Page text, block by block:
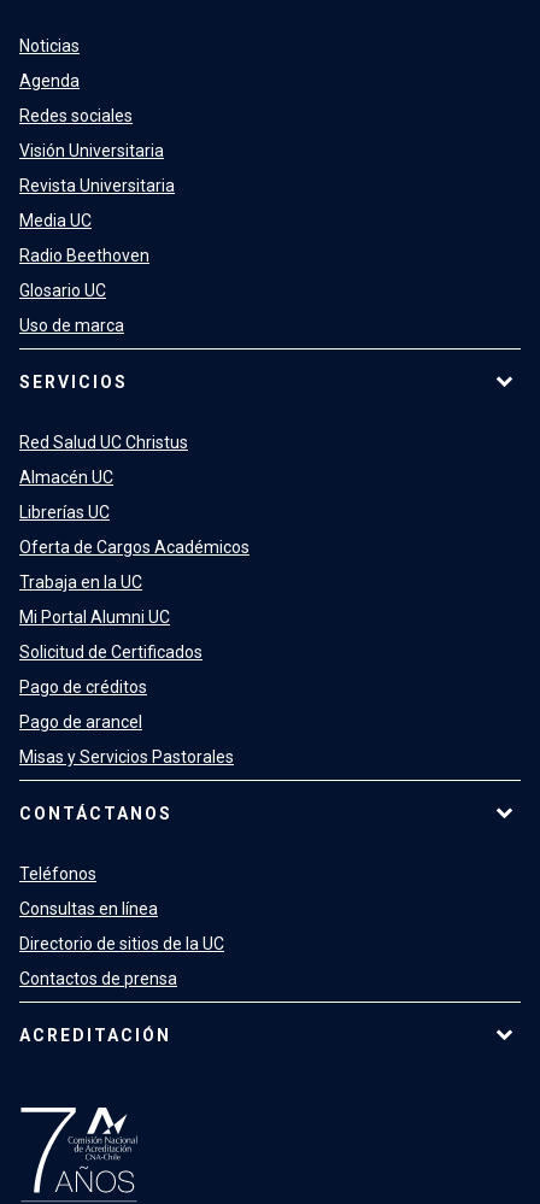
Noticias
Agenda
Redes sociales
Visión Universitaria
Revista Universitaria
Media UC
Radio Beethoven
Glosario UC
Uso de marca
SERVICIOS
Red Salud UC Christus
Almacén UC
Librerías UC
Oferta de Cargos Académicos
Trabaja en la UC
Mi Portal Alumni UC
Solicitud de Certificados
Pago de créditos
Pago de arancel
Misas y Servicios Pastorales
CONTÁCTANOS
Teléfonos
Consultas en línea
Directorio de sitios de la UC
Contactos de prensa
ACREDITACIÓN